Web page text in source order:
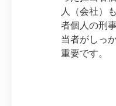
人（会社）
者個人の刑
当者がしっ
重要です。